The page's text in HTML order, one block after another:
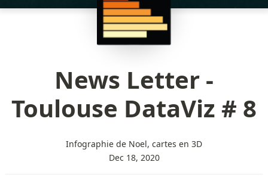
News Letter -
Toulouse DataViz # 8
Infographie de Noel, cartes en 3D
Dec 18, 2020